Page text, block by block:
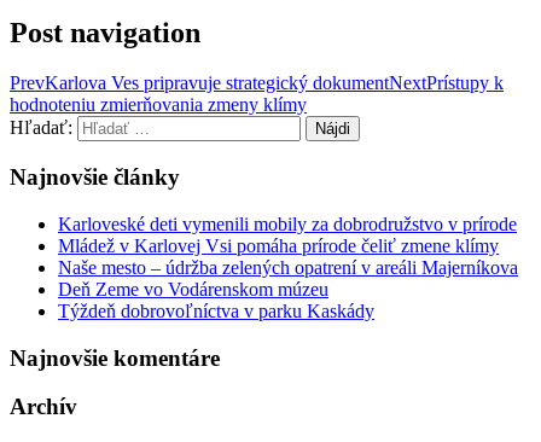
Post navigation
PrevKarlova Ves pripravuje strategický dokumentNextPrístupy k
hodnoteniu zmierňovania zmeny klímy
Hľadať:
Najnovšie články
Karloveské deti vymenili mobily za dobrodružstvo v prírode
Mládež v Karlovej Vsi pomáha prírode čeliť zmene klímy
Naše mesto – údržba zelených opatrení v areáli Majerníkova
Deň Zeme vo Vodárenskom múzeu
Týždeň dobrovoľníctva v parku Kaskády
Najnovšie komentáre
Archív